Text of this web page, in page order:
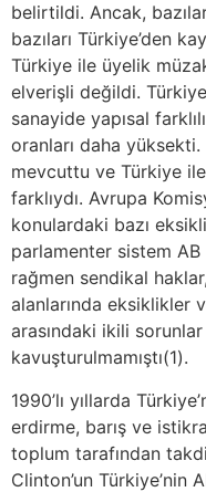
belirtildi. Ancak,
bazıları Türkiye’den
Türkiye ile üyelik
elverişli değildi.
sanayide yapısal
oranları daha
mevcuttu ve Türkiye
farklıydı. Avrupa
konulardaki bazı
parlamenter sistem AB
rağmen sendikal
alanlarında eksiklikler
arasındaki ikili
kavuşturulmamıştı(1).
1990’lı yıllarda
erdirme, barış ve
toplum tarafından
Clinton’un Türkiye’nin